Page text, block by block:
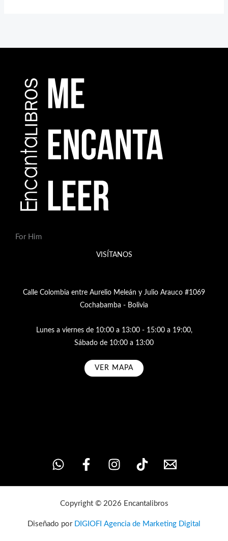
For Him
VISÍTANOS
Calle Colombia entre Aurelio Meleán y Julio Arauco #1069
Cochabamba - Bolivia
Lunes a viernes de 10:00 a 13:00 - 15:00 a 19:00,
Sábado de 10:00 a 13:00
VER MAPA
Copyright © 2026 Encantalibros
Diseñado por DIGIOFI Agencia de Marketing Digital